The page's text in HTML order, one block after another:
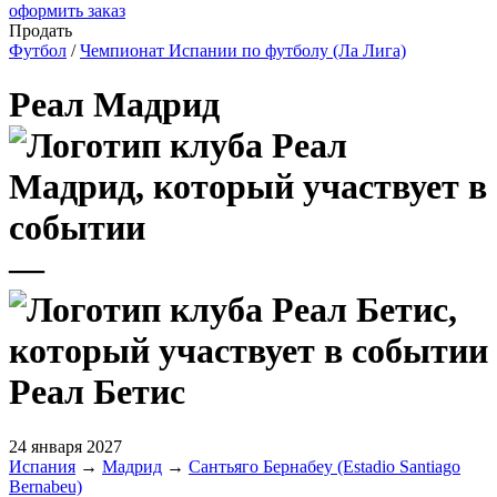
оформить заказ
Продать
Футбол /Чемпионат Испании по футболу (Ла Лига)
Реал Мадрид
—
Реал Бетис
24 января 2027
Испания → Мадрид → Сантьяго Бернабеу (Estadio Santiago
Bernabeu)